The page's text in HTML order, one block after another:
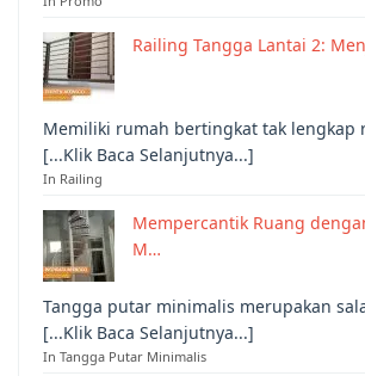
Railing Tangga Lantai 2:
Memiliki rumah bertingkat tak lengkap
[...Klik Baca Selanjutnya...]
In Railing
Mempercantik Ruang
M…
Tangga putar minimalis merupakan
[...Klik Baca Selanjutnya...]
In Tangga Putar Minimalis